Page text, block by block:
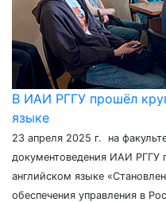
В ИАИ РГГУ прошёл
языке
23 апреля 2025 г. на
документоведения ИАИ РГГУ
английском языке
обеспечения управления в